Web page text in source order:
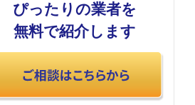
ぴったりの業者を
無料で紹介します